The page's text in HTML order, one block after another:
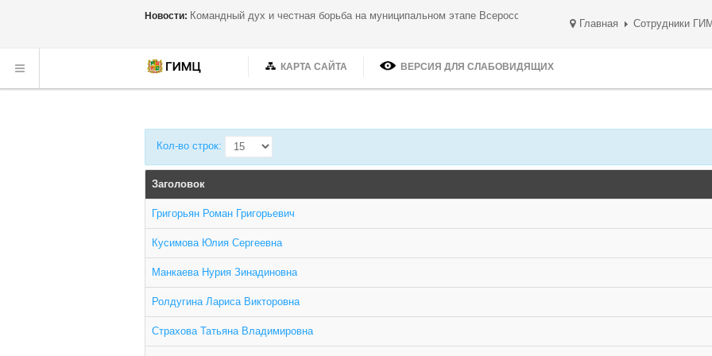
Новости: Командный дух и честная борьба на муниципальном этапе Всероссийских спортивных игр ШСК
Главная Сотрудники
КАРТА САЙТА ВЕРСИЯ ДЛЯ СЛАБОВИДЯЩИХ
Кол-во строк:
Заголовок
Григорьян Роман Григорьевич
Кусимова Юлия Сергеевна
Манкаева Нурия Зинадиновна
Ролдугина Лариса Викторовна
Страхова Татьяна Владимировна